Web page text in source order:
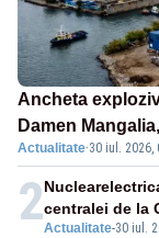
Ancheta
Damen
României
Actualitate·30 iul. 2026,
2Actualitate-30 iul.
centralei de la